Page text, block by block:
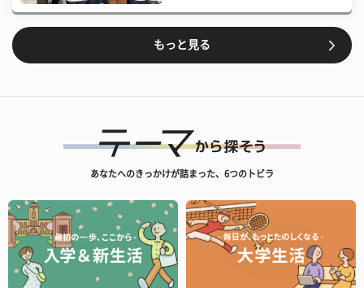
もっと見る
あなたへのきっかけが詰まった、6つのトビラ